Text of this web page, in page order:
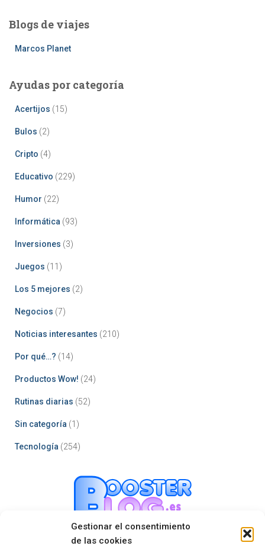
Gestionar el consentimiento
de las cookies
Blogs de viajes
Marcos Planet
Ayudas por categoría
Acertijos (15)
Bulos (2)
Cripto (4)
Educativo (229)
Humor (22)
Informática (93)
Inversiones (3)
Juegos (11)
Los 5 mejores (2)
Negocios (7)
Noticias interesantes (210)
Por qué…? (14)
Productos Wow! (24)
Rutinas diarias (52)
Sin categoría (1)
Tecnología (254)